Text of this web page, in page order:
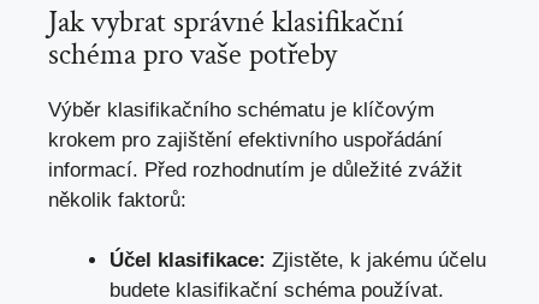
Jak vybrat ​správné klasifikační
schéma pro vaše potřeby
Výběr klasifikačního schématu je ​klíčovým
krokem pro zajištění efektivního uspořádání
informací.⁢ Před rozhodnutím je důležité​ zvážit
několik faktorů:
Účel klasifikace: Zjistěte, k jakému​ účelu
budete klasifikační​ schéma používat.